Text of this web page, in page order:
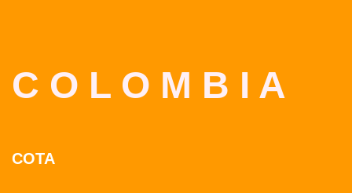
C O L O M B I A
COTA